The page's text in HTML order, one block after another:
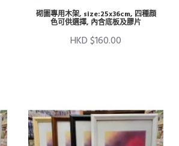
砌圖專用木架, size:25x36cm, 四種顔
色可供選擇, 內含底板及膠片
HKD $160.00